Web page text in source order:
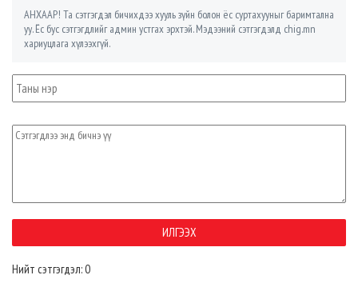
АНХААР! Та сэтгэгдэл бичихдээ хууль зүйн болон ёс суртахууныг баримтална
уу. Ёс бус сэтгэгдлийг админ устгах эрхтэй. Мэдээний сэтгэгдэлд chig.mn
хариуцлага хүлээхгүй.
Нийт сэтгэгдэл: 0